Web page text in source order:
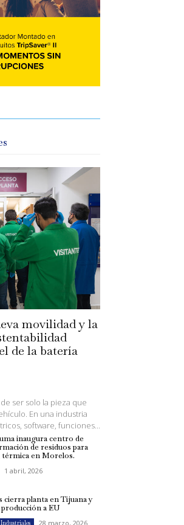
movilidad y la
de la batería
ser solo la pieza que
En una industria
software, funciones...
inaugura centro de
de residuos para
en Morelos.
1 abril, 2026
cierra planta en Tijuana y
producción a EU
28 marzo, 2026